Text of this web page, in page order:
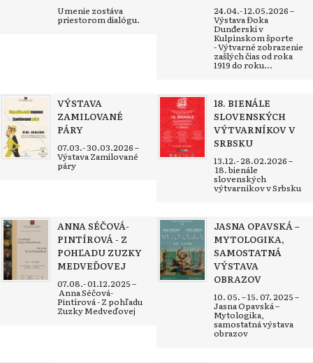
Umenie zostáva
priestorom dialógu.
24.04.- 12.05.2026 –
Výstava Đoka
Dunđerski v
Kulpínskom športe
- Výtvarné zobrazenie
zašlých čias od roka
1919 do roku...
VÝSTAVA
ZAMILOVANÉ
PÁRY
07.03.- 30.03.2026 –
Výstava Zamilované
páry
18. BIENÁLE
SLOVENSKÝCH
VÝTVARNÍKOV V
SRBSKU
13.12.- 28.02.2026 –
18. bienále
slovenských
výtvarníkov v Srbsku
ANNA SÉČOVÁ-
PINTÍROVÁ - Z
POHĽADU ZUZKY
MEDVEĎOVEJ
07.08.- 01.12.2025 –
Anna Séčová-
Pintírová - Z pohľadu
Zuzky Medveďovej
JASNA OPAVSKÁ –
MYTOLOGIKA,
SAMOSTATNÁ
VÝSTAVA
OBRAZOV
10. 05. – 15. 07. 2025 –
Jasna Opavská –
Mytologika,
samostatná výstava
obrazov